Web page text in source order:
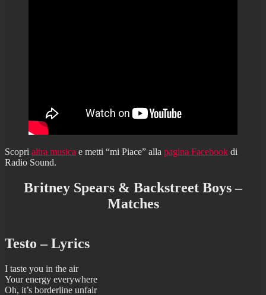
Scopri altra musica e metti “mi Piace” alla pagina Facebook di
Radio Sound.
Britney Spears & Backstreet Boys –
Matches
Testo – Lyrics
I taste you in the air
Your energy everywhere
Oh, it’s borderline unfair